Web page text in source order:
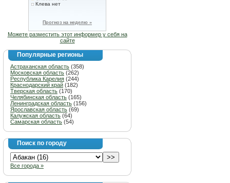
Клева нет
Прогноз на неделю »
Можете разместить этот информер у себя на
сайте
Популярные регионы
Астраханская область (358)
Московская область (262)
Республика Карелия (244)
Краснодарский край (182)
Тверская область (170)
Челябинская область (165)
Ленинградская область (156)
Ярославская область (69)
Калужская область (64)
Самарская область (54)
Поиск по городу
Все города »